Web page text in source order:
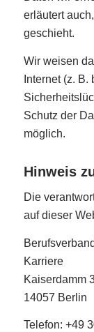
erläutert
geschieht.
Wir weisen
Internet (z.
Schutz der
möglich.
Hinweis
Die
auf dieser
Karriere
Kaiserdamm
14057 Berlin
Telefon: +49